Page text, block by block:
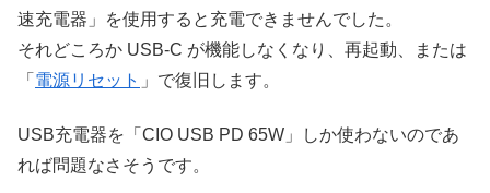
速充電器」を使用すると充電できませんでした。
それどころか USB-C が機能しなくなり、再起動、または
「 電源リセット 」で復旧します。
USB充電器を「CIO USB PD 65W」しか使わないのであ
れば問題なさそうです。